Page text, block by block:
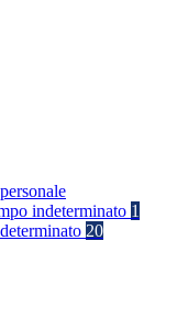
indeterminato 1
20